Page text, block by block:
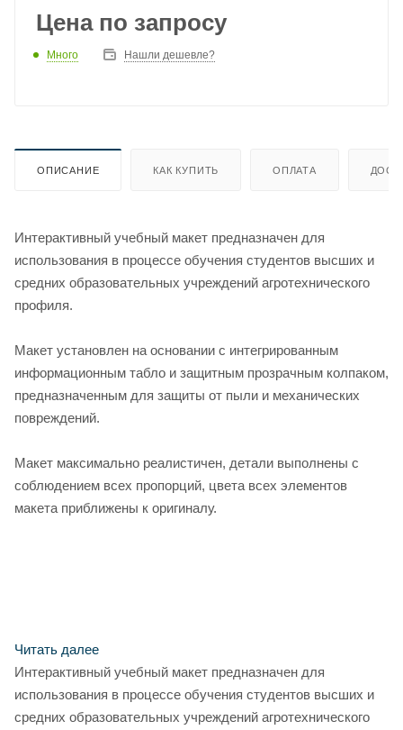
Цена по запросу
Много Нашли дешевле?
ОПИСАНИЕ КАК КУПИТЬ ОПЛАТА
Интерактивный учебный макет предназначен для
использования в процессе обучения студентов высших и
средних образовательных учреждений агротехнического
профиля.
Макет установлен на основании с интегрированным
информационным табло и защитным прозрачным колпаком,
предназначенным для защиты от пыли и механических
повреждений.
Макет максимально реалистичен, детали выполнены с
соблюдением всех пропорций, цвета всех элементов
макета приближены к оригиналу.
Читать далее
Интерактивный учебный макет предназначен для
использования в процессе обучения студентов высших и
средних образовательных учреждений агротехнического